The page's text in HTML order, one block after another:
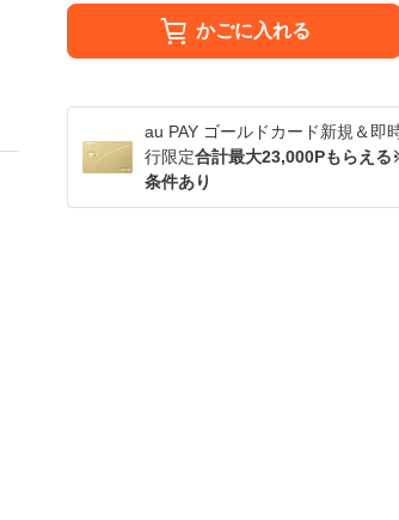
かごに入れる
au PAY ゴールドカード新規＆即
行限定合計最大23,000Pもらえ
条件あり